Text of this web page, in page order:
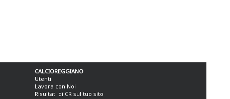
CALCIOREGGIANO
Utenti
Lavora con Noi
Risultati di CR sul tuo sito